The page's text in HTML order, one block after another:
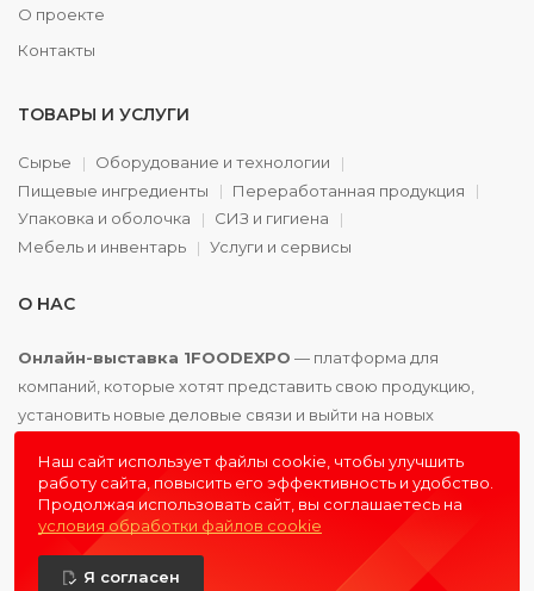
О проекте
Контакты
ТОВАРЫ И УСЛУГИ
Сырье
Оборудование и технологии
Пищевые ингредиенты
Переработанная продукция
Упаковка и оболочка
СИЗ и гигиена
Мебель и инвентарь
Услуги и сервисы
О НАС
Онлайн-выставка 1FOODEXPO — платформа для
компаний, которые хотят представить свою продукцию,
установить новые деловые связи и выйти на новых
© 2016 - 20261FOODEXPO - первая пищевая онлайн-
Наш сайт использует файлы cookie, чтобы улучшить
работу сайта, повысить его эффективность и удобство.
Продолжая использовать сайт, вы соглашаетесь на
условия обработки файлов cookie
Я согласен